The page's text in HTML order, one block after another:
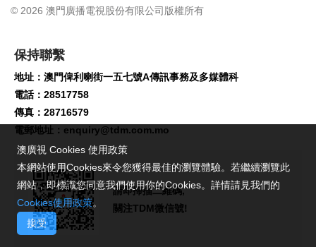
© 2026 澳門廣播電視股份有限公司版權所有
保持聯繫
地址：澳門俾利喇街一五七號A傳訊事務及多媒體科
電話：28517758
傳真：28716579
電郵地址： enquiry@tdm.com.mo
請即掃描二維碼,
關注TDM微信號!
澳廣視 Cookies 使用政策
本網站使用Cookies來令您獲得最佳的瀏覽體驗。若繼續瀏覽此
網站，即標識您同意我們使用你的Cookies。詳情請見我們的
Cookies使用政策。
接受